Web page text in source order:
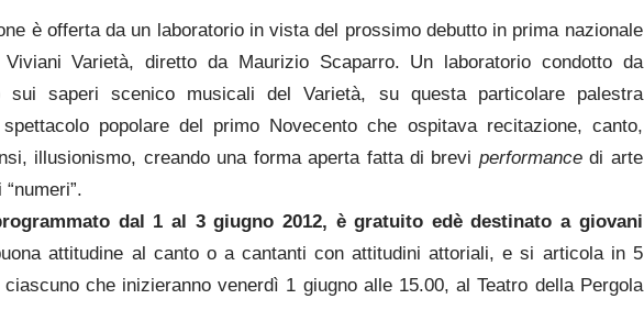
è offerta da un laboratorio in vista del prossimo debutto in prima nazionale
Varietà, diretto da Maurizio Scaparro. Un laboratorio condotto da
sui saperi scenico musicali del Varietà, su questa particolare palestra
popolare del primo Novecento che ospitava recitazione, canto,
illusionismo, creando una forma aperta fatta di brevi performancedi arte
dal 1 al 3 giugno 2012, è gratuito edè destinato a giovani
attitudine al canto o a cantanti con attitudini attoriali, e si articola in 5
che inizieranno venerdì 1 giugno alle 15.00, al Teatro della Pergola